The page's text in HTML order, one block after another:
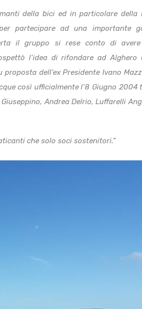
della bici ed in particolare della
partecipare ad una importante
il gruppo si rese conto di
l’idea di rifondare ad Alghero
dell’ex Presidente Ivano
così ufficialmente l’8 Giugno 2004
Andrea Delrio, Luffarelli
che solo soci sostenitori.”